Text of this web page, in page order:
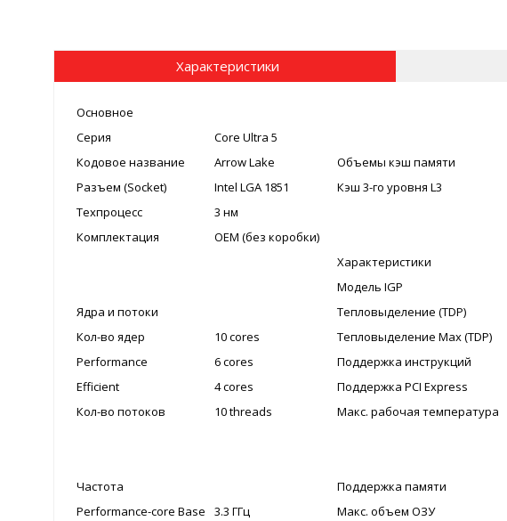
Характеристики
Основное
Серия
Core Ultra 5
Кодовое название
Arrow Lake
Разъем (Socket)
Intel LGA 1851
Техпроцесс
3 нм
Комплектация
OEM (без коробки)
Ядра и потоки
Кол-во ядер
10 cores
Performance
6 cores
Efficient
4 cores
Кол-во потоков
10 threads
Частота
Performance-core Base
3.3 ГГц
Объемы кэш памяти
Кэш 3-го уровня L3
Характеристики
Модель IGP
Тепловыделение (TDP)
Тепловыделение Max (TDP)
Поддержка инструкций
Поддержка PCI Express
Макс. рабочая температура
Поддержка памяти
Макс. объем ОЗУ